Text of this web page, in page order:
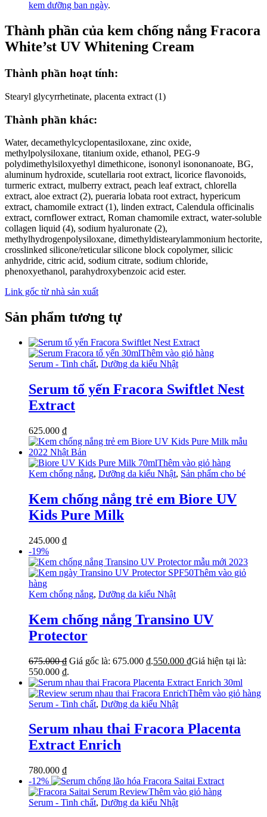
kem dưỡng ban ngày.
Thành phần của kem chống nắng Fracora
White’st UV Whitening Cream
Thành phần hoạt tính:
Stearyl glycyrrhetinate, placenta extract (1)
Thành phần khác:
Water, decamethylcyclopentasiloxane, zinc oxide,
methylpolysiloxane, titanium oxide, ethanol, PEG-9
polydimethylsiloxyethyl dimethicone, isononyl isononanoate, BG,
aluminum hydroxide, scutellaria root extract, licorice flavonoids,
turmeric extract, mulberry extract, peach leaf extract, chlorella
extract, aloe extract (2), pueraria lobata root extract, hypericum
extract, chamomile extract (1), linden extract, Calendula officinalis
extract, cornflower extract, Roman chamomile extract, water-soluble
collagen liquid (4), sodium hyaluronate (2),
methylhydrogenpolysiloxane, dimethyldistearylammonium hectorite,
crosslinked silicone/reticular silicone block copolymer, silicic
anhydride, citric acid, sodium citrate, sodium chloride,
phenoxyethanol, parahydroxybenzoic acid ester.
Link gốc từ nhà sản xuất
Sản phẩm tương tự
Thêm vào giỏ hàng
Serum - Tinh chất, Dưỡng da kiểu Nhật
Serum tổ yến Fracora Swiftlet Nest
Extract
625.000 ₫
Thêm vào giỏ hàng
Kem chống nắng, Dưỡng da kiểu Nhật, Sản phẩm cho bé
Kem chống nắng trẻ em Biore UV
Kids Pure Milk
245.000 ₫
-19%
Thêm vào giỏ
hàng
Kem chống nắng, Dưỡng da kiểu Nhật
Kem chống nắng Transino UV
Protector
675.000₫ Giá gốc là: 675.000 ₫.550.000 ₫Giá hiện tại là:
550.000 ₫.
Thêm vào giỏ hàng
Serum - Tinh chất, Dưỡng da kiểu Nhật
Serum nhau thai Fracora Placenta
Extract Enrich
780.000 ₫
-12%
Thêm vào giỏ hàng
Serum - Tinh chất, Dưỡng da kiểu Nhật